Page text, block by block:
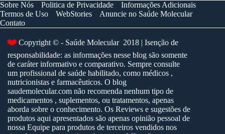
Sobre Nós Politica de Privacidade
Informações Adicionais
Termos de Uso
WebStories
Anuncie no Saúde Molecular
Contato
❤️ Copyright © - Saúde Molecular 2018 | Isenção de
responsabilidade: as informações nesse blog são somente
de caráter informativo e comparativo. Sempre consulte
um profissional de saúde habilitado, como médicos ,
nutricionistas e farmacêuticos. O blog
saudemolecular.com não recomenda nenhum tipo de
medicamentos , suplementos, ou tratamentos, apenas
aborda sobre o conhecimento. Os Reviews e sugestões de
produtos aqui apresentados são apenas opinião pessoal de
nossa Equipe para produtos de terceiros vendidos nos